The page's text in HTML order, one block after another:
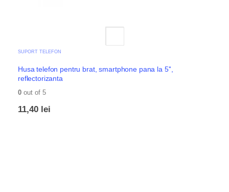
SUPORT TELEFON
Husa telefon pentru brat, smartphone pana la 5'',
reflectorizanta
0 out of 5
11,40 lei